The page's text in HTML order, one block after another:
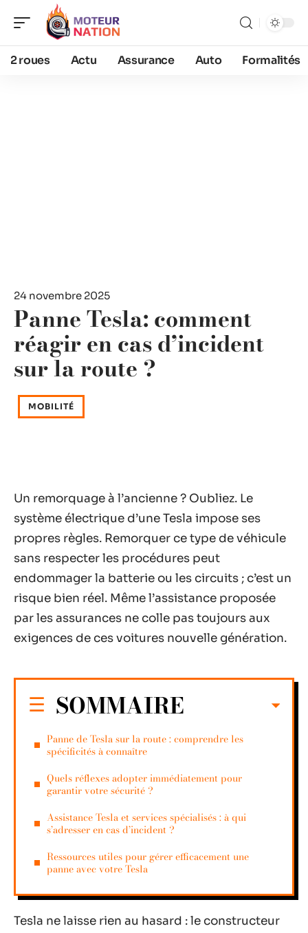
2 roues Actu Assurance Auto Formalités
24 novembre 2025
Panne Tesla: comment
réagir en cas d’incident
sur la route ?
MOBILITÉ
Un remorquage à l’ancienne ? Oubliez. Le
système électrique d’une Tesla impose ses
propres règles. Remorquer ce type de véhicule
sans respecter les procédures peut
endommager la batterie ou les circuits ; c’est un
risque bien réel. Même l’assistance proposée
par les assurances ne colle pas toujours aux
exigences de ces voitures nouvelle génération.
SOMMAIRE
Panne de Tesla sur la route : comprendre les
spécificités à connaître
Quels réflexes adopter immédiatement pour
garantir votre sécurité ?
Assistance Tesla et services spécialisés : à qui
s’adresser en cas d’incident ?
Ressources utiles pour gérer efficacement une
panne avec votre Tesla
Tesla ne laisse rien au hasard : le constructeur